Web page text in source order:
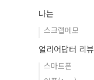
나는
스크랩메모
얼리어답터 리뷰
스마트폰